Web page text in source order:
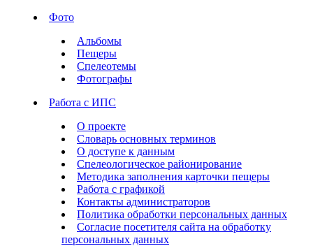
Фото
Альбомы
Пещеры
Спелеотемы
Фотографы
Работа с ИПС
О проекте
Словарь основных терминов
О доступе к данным
Спелеологическое районирование
Методика заполнения карточки пещеры
Работа с графикой
Контакты администраторов
Политика обработки персональных данных
Согласие посетителя сайта на обработку
персональных данных